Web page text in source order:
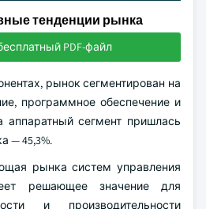
тенденции рынка
PDF-файл
рынок сегментирован на
программное обеспечение и
аппаратный сегмент пришлась
— 45,3%.
рынка систем управления
решающее значение для
и производительности